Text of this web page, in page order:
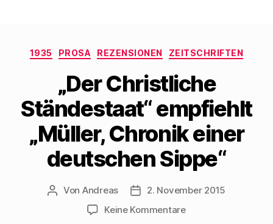
Kategorien
1935 PROSA REZENSIONEN ZEITSCHRIFTEN
„Der Christliche
Ständestaat“ empfiehlt
„Müller, Chronik einer
deutschen Sippe“
Beitragsautor
Von Andreas Beitragsdatum
2. November 2015
Keine Kommentarezu